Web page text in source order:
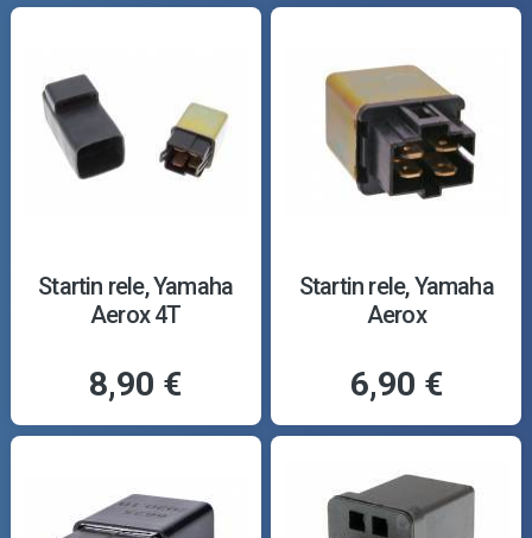
Startin rele, Yamaha
Aerox 4T
8,90 €
Startin rele, Yamaha
Aerox
6,90 €